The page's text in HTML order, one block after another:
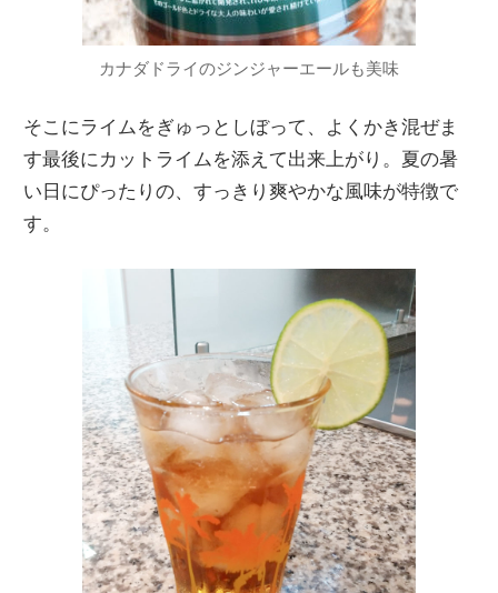
カナダドライのジンジャーエールも美味
そこにライムをぎゅっとしぼって、よくかき混ぜま
す最後にカットライムを添えて出来上がり。夏の暑
い日にぴったりの、すっきり爽やかな風味が特徴で
す。